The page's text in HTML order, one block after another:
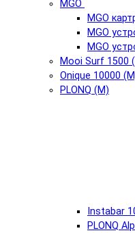
MGO
MGO
MGO
MGO
Mooi Surf 1500
Onique 10000
PLONQ (М)
Instabar
PLONQ